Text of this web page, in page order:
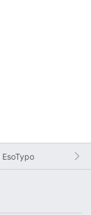
EsoTypo